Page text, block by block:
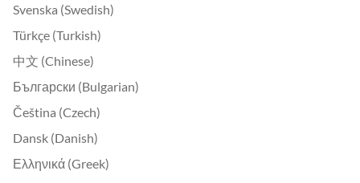
Svenska (Swedish)
Türkçe (Turkish)
中文 (Chinese)
Български (Bulgarian)
Čeština (Czech)
Dansk (Danish)
Ελληνικά (Greek)